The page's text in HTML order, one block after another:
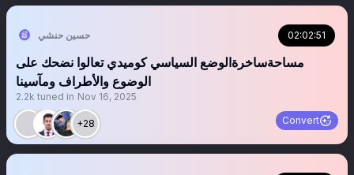
حسين حنشي 02:02:51
مساحةساخرةالوضع السياسي كوميدي تعالوا نضحك على
الوضوع والأطراف ومآسينا
2.2k tuned in Nov 16, 2025
+28 Convert